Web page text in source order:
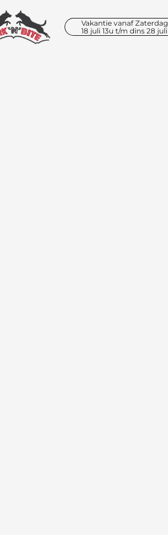
Vakantie vanaf Zaterdag
18 juli 13u t/m dins 28 juli